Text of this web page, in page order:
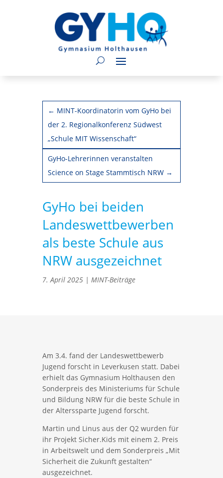
← MINT-Koordinatorin vom GyHo bei
der 2. Regionalkonferenz Südwest
„Schule MIT Wissenschaft“
GyHo-Lehrerinnen veranstalten
Science on Stage Stammtisch NRW→
GyHo bei beiden
Landeswettbewerben
als beste Schule aus
NRW ausgezeichnet
7. April 2025| MINT-Beiträge
Am 3.4. fand der Landeswettbewerb
Jugend forscht in Leverkusen statt. Dabei
erhielt das Gymnasium Holthausen den
Sonderpreis des Ministeriums für Schule
und Bildung NRW für die beste Schule in
der Alterssparte Jugend forscht.
Martin und Linus aus der Q2 wurden für
ihr Projekt Sicher.Kids mit einem 2. Preis
in Arbeitswelt und dem Sonderpreis „Mit
Sicherheit die Zukunft gestalten“
ausgezeichnet.